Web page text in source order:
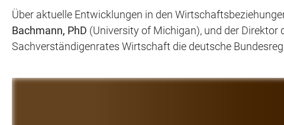
Über aktuelle Entwicklungen in den
Bachmann, PhD (University of Michigan), und der
Sachverständigenrates Wirtschaft die deutsche